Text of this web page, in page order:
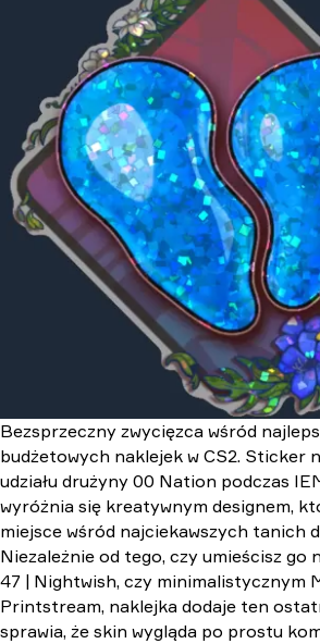
Bezsprzeczny zwycięzca wśród
budżetowych naklejek w CS2. Sticker
udziału drużyny 00 Nation podczas
wyróżnia się kreatywnym designem,
miejsce wśród najciekawszych tanich
Niezależnie od tego, czy umieścisz go
47 | Nightwish, czy minimalistycznym
Printstream, naklejka dodaje ten
sprawia, że skin wygląda po prostu